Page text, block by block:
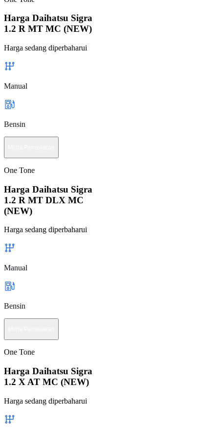
Harga Daihatsu Sigra
1.2 R MT MC (NEW)
Harga sedang diperbaharui
Manual
Bensin
One Tone
Harga Daihatsu Sigra
1.2 R MT DLX MC
(NEW)
Harga sedang diperbaharui
Manual
Bensin
One Tone
Harga Daihatsu Sigra
1.2 X AT MC (NEW)
Harga sedang diperbaharui